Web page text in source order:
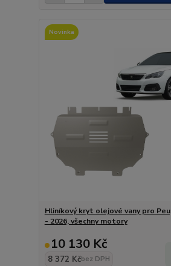
Novinka
Hliníkový kryt olejové vany pro
- 2026, všechny motory
10 130 Kč
8 372 Kčbez DPH